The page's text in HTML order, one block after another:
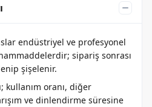
endüstriyel ve profesyonel
sipariş sonrası
şişelenir.
kullanım oranı, diğer
ve dinlendirme süresine